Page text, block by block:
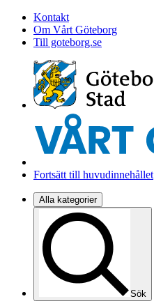
Kontakt
Om Vårt Göteborg
Till goteborg.se
Fortsätt till huvudinnehållet
Alla kategorier
Sök